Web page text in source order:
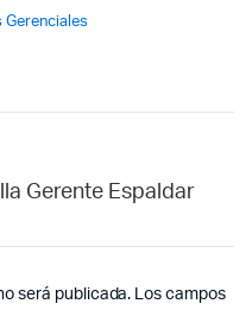
Gerenciales
Gerente Espaldar
será publicada. Los campos